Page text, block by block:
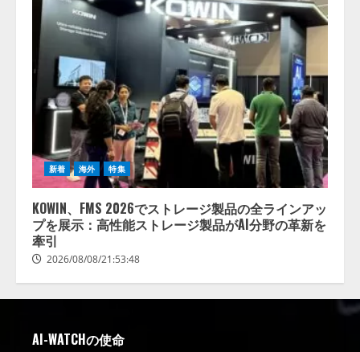
新着 海外 特集
KOWIN、FMS 2026でストレージ製品の全ラインアッ
プを展示：高性能ストレージ製品がAI分野の革新を
牽引
2026/08/08/21:53:48
AI-WATCHの使命